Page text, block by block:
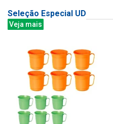
Seleção Especial UD
Veja mais